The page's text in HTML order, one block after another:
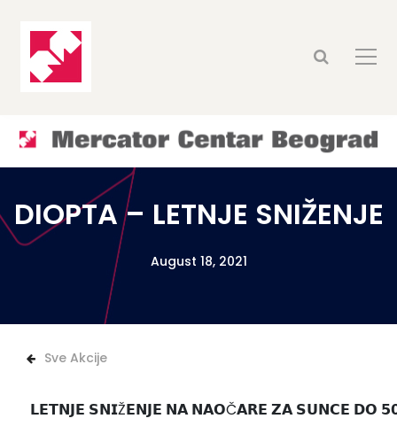
DIOPTA – LETNJE SNIŽENJE
August 18, 2021
Sve Akcije
𝗟𝗘𝗧𝗡𝗝𝗘 𝗦𝗡𝗜Ž𝗘𝗡𝗝𝗘 𝗡𝗔 𝗡𝗔𝗢Č𝗔𝗥𝗘 𝗭𝗔 𝗦𝗨𝗡𝗖𝗘 𝗗𝗢